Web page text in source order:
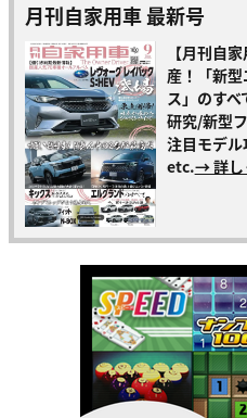
月刊自家用車 最新号
【月刊自
産！「新
ス」のす
研究/新型
注目モデ
etc.→ 詳し